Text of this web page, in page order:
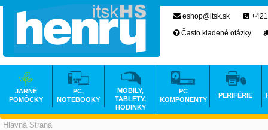
Hlavná Strana
eshop@itsk.sk
Často kladené otázky
JARNÉ
POMÔCKY
PC,
NOTEBOOKY
MOBILY,
TABLETY,
HODINKY
PC
KOMPONENTY
PERIFÉRIE